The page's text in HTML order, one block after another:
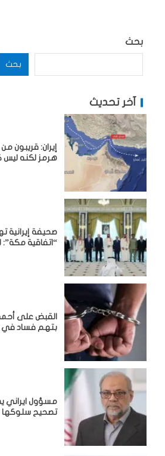
بحث
بحث
آخر تحديث
إيران: قريبون
هرمز لكنه ليس
صحيفة إيرانية
“اتفاقية
القبض على
بتهم فساد في
مسؤول ايراني
تصحيح سلوكها